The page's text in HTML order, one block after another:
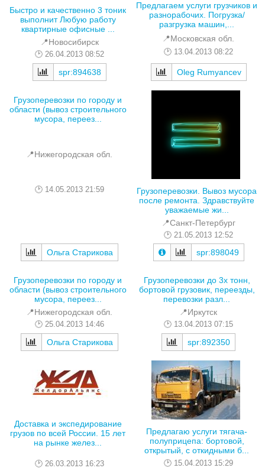
Быстро и качественно 3 тоник
выполнит Любую работу
квартирные офисные ...
📍Новосибирск
26.04.2013 08:52
spr:894638
Предлагаем услуги грузчиков и
разнорабочих. Погрузка/
разгрузка машин,...
📍Московская обл.
13.04.2013 08:22
Oleg Rumyancev
Грузоперевозки по городу и
области (вывоз строительного
мусора, переез...
📍Нижегородская обл.
14.05.2013 21:59
Ольга Старикова
Грузоперевозки. Вывоз мусора
после ремонта. Здравствуйте
уважаемые жи...
📍Санкт-Петербург
21.05.2013 12:52
spr:898049
Грузоперевозки по городу и
области (вывоз строительного
мусора, переез...
📍Нижегородская обл.
25.04.2013 14:46
Ольга Старикова
Грузоперевозки до 3х тонн,
бортовой грузовик, переезды,
перевозки разл...
📍Иркутск
13.04.2013 07:15
spr:892350
Доставка и экспедирование
грузов по всей России. 15 лет
на рынке желез...
26.03.2013 16:23
Предлагаю услуги тягача-
полуприцепа: бортовой,
открытый, с откидными б...
15.04.2013 15:29